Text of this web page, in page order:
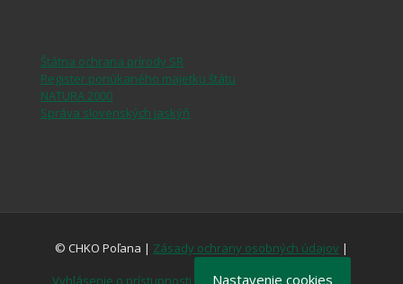
Štátna ochrana prírody SR
Register ponúkaného majetku štátu
NATURA 2000
Správa slovenských jaskýň
© CHKO Poľana | Zásady ochrany osobných údajov |
Vyhlásenie o prístupnosti
Nastavenie cookies